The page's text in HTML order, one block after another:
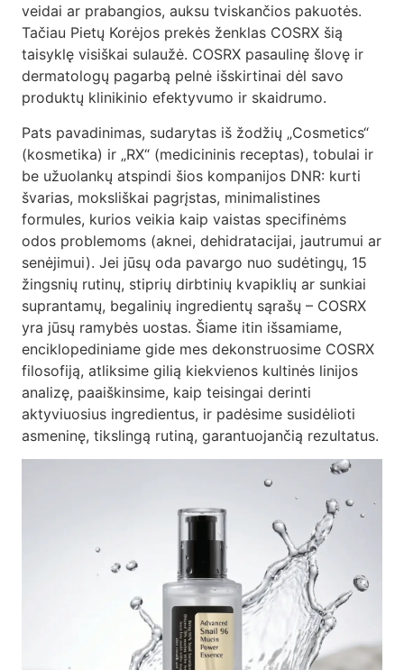
veidai ar prabangios, auksu tviskančios pakuotės.
Tačiau Pietų Korėjos prekės ženklas COSRX šią
taisyklę visiškai sulaužė. COSRX pasaulinę šlovę ir
dermatologų pagarbą pelnė išskirtinai dėl savo
produktų klinikinio efektyvumo ir skaidrumo.
Pats pavadinimas, sudarytas iš žodžių „Cosmetics“
(kosmetika) ir „RX“ (medicininis receptas), tobulai ir
be užuolankų atspindi šios kompanijos DNR: kurti
švarias, moksliškai pagrįstas, minimalistines
formules, kurios veikia kaip vaistas specifinėms
odos problemoms (aknei, dehidratacijai, jautrumui ar
senėjimui). Jei jūsų oda pavargo nuo sudėtingų, 15
žingsnių rutinų, stiprių dirbtinių kvapiklių ar sunkiai
suprantamų, begalinių ingredientų sąrašų – COSRX
yra jūsų ramybės uostas. Šiame itin išsamiame,
enciklopediniame gide mes dekonstruosime COSRX
filosofiją, atliksime gilią kiekvienos kultinės linijos
analizę, paaiškinsime, kaip teisingai derinti
aktyviuosius ingredientus, ir padėsime susidėlioti
asmeninę, tikslingą rutiną, garantuojančią rezultatus.